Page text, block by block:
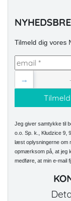
Tilmeld dig vores
→
Jeg giver samtykke til
o.o. Sp. k., Kłudzice 9,
læst oplysningerne om
opmærksom på, at jeg
medføre, at min e-mail